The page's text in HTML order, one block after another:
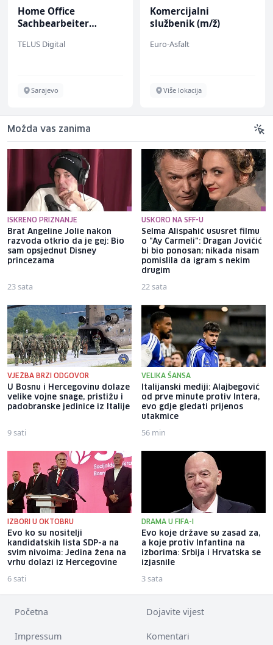
Komercijalni
službenik (m/ž)
Euro-Asfalt
Radnik u
(m/ž)
Možda vas zanima
ISKRENO PRIZNANJE
Brat Angeline Jolie nakon
razvoda otkrio da je gej: Bio
sam opsjednut Disney
princezama
23 sata
USKORO NA SFF-U
Selma Alispahić ususret filmu
o "Ay Carmeli": Dragan Jovičić
bi bio ponosan; nikada nisam
pomislila da igram s nekim
drugim
22 sata
VJEŽBA BRZI ODGOVOR
U Bosnu i Hercegovinu dolaze
velike vojne snage, pristižu i
padobranske jedinice iz Italije
9 sati
VELIKA ŠANSA
Italijanski mediji: Alajbegović
od prve minute protiv Intera,
evo gdje gledati prijenos
utakmice
56 min
IZBORI U OKTOBRU
Evo ko su nositelji
kandidatskih lista SDP-a na
svim nivoima: Jedina žena na
vrhu dolazi iz Hercegovine
6 sati
DRAMA U FIFA-I
Evo koje države su zasad za,
a koje protiv Infantina na
izborima: Srbija i Hrvatska se
izjasnile
3 sata
Početna Dojavite vijest
Impressum Komentari